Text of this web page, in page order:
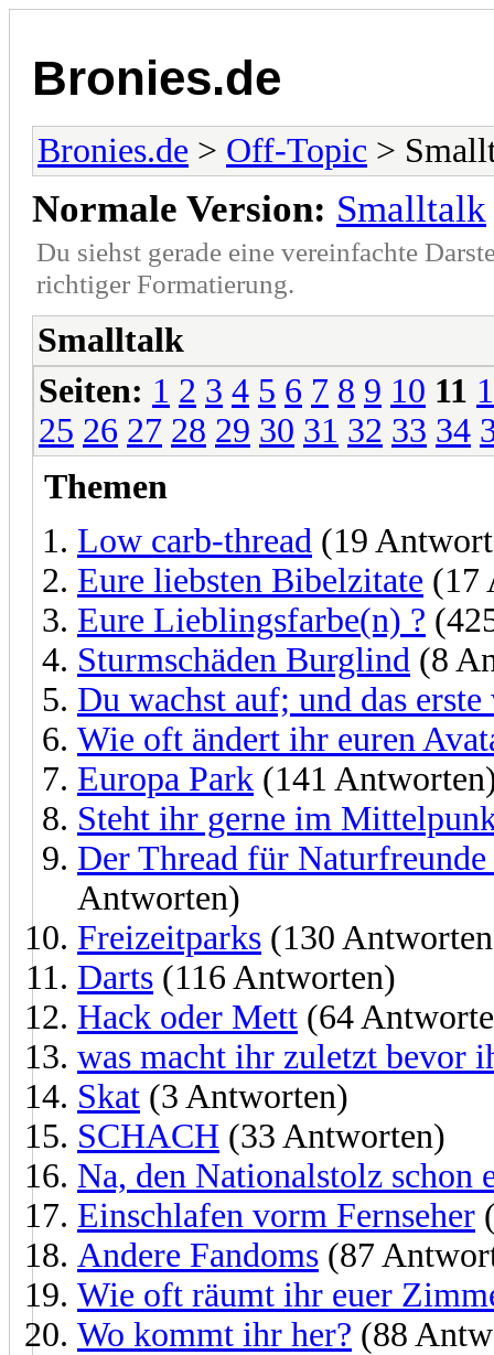
Bronies.de
Bronies.de > Off-Topic >
Normale Version: Smalltalk
Du siehst gerade eine vereinfachte
richtiger Formatierung.
Smalltalk
Seiten: 1 2 3 4 5 6 7 8 9 10 11
25 26 27 28 29 30 31 32 33 34
Themen
Low carb-thread (19
Eure liebsten Bibelzitate (17
Eure Lieblingsfarbe(n) ?
Sturmschäden Burglind (8
Du wachst auf; und das
Wie oft ändert ihr euren
Europa Park (141
Steht ihr gerne im
Der Thread für
Antworten)
Freizeitparks (130
Darts (116 Antworten)
Hack oder Mett (64
was macht ihr zuletzt bevor
Skat (3 Antworten)
SCHACH (33 Antworten)
Na, den Nationalstolz schon
Einschlafen vorm Fernseher
Andere Fandoms (87
Wie oft räumt ihr euer
Wo kommt ihr her? (88